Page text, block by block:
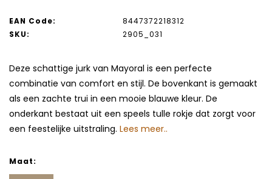
EAN Code:
8447372218312
SKU:
2905_031
Deze schattige jurk van Mayoral is een perfecte
combinatie van comfort en stijl. De bovenkant is gemaakt
als een zachte trui in een mooie blauwe kleur. De
onderkant bestaat uit een speels tulle rokje dat zorgt voor
een feestelijke uitstraling. Lees meer..
Maat: